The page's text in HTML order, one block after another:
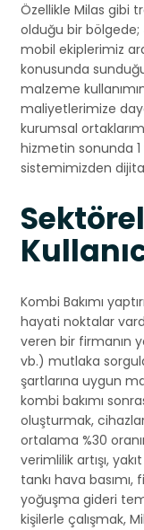
Özellikle Milas gibi
olduğu bir bölgede;
mobil ekiplerimiz
konusunda
malzeme
maliyetlerimize
kurumsal
hizmetin sonunda 1
sistemimizden
Kombi Bakımı
hayati noktalar
veren bir firmanın
vb.) mutlaka
şartlarına uygun
kombi bakımı
oluşturmak,
ortalama %30
verimlilik artışı,
tankı hava
yoğuşma gideri
kişilerle çalışmak,